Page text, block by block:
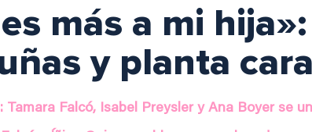
más a mi
y planta
Tamara Falcó, Isabel Preysler y Ana Boyer se